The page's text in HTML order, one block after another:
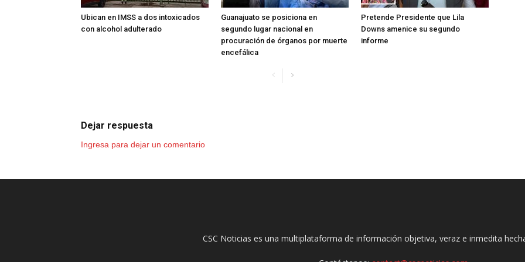
Ubican en IMSS a dos intoxicados
con alcohol adulterado
Guanajuato se posiciona en
segundo lugar nacional en
procuración de órganos por muerte
encefálica
Pretende Presidente que Lila
Downs amenice su segundo
informe
Dejar respuesta
Ingresa para dejar un comentario
CSC Noticias es una multiplataforma de información objetiva, veraz e inmedita